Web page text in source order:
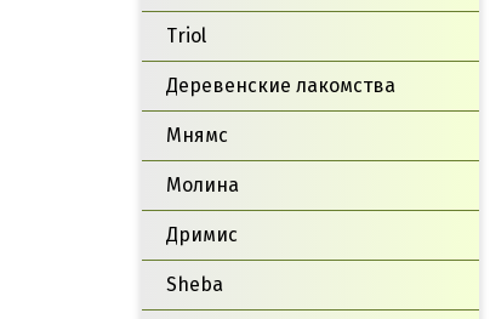
Triol
Деревенские лакомства
Мнямс
Молина
Дримис
Sheba